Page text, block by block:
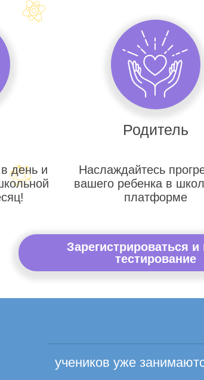
день и
Родитель
Наслаждайтесь
вашего ребенка в
платформе
Зарегистрироваться и
тестирование
учеников уже